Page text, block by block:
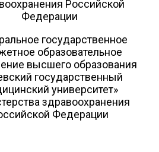
Российской
Федерации
государственное
образовательное
высшего образования
государственный
университет»
здравоохранения
Федерации